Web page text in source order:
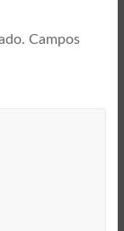
Campos